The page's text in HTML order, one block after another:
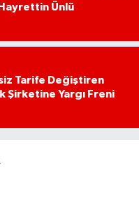
Ünlü
Tarife Değiştiren
Şirketine Yargı Freni